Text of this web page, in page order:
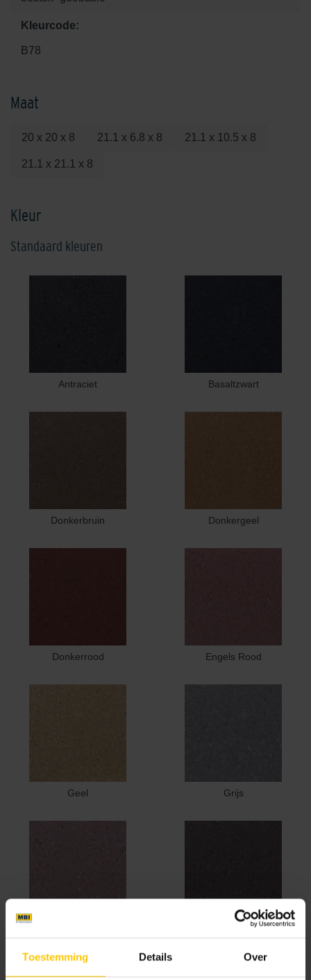
Toestemming Details Over
Kleurcode:
B78
Maat
20 x 20 x 8 21.1 x 6.8 x 8 21.1 x 10.5 x 8
21.1 x 21.1 x 8
Kleur
Standaard kleuren
Antraciet Basaltzwart
Donkerbruin Donkergeel
Donkerrood Engels Rood
Geel Grijs
Heidemangaan